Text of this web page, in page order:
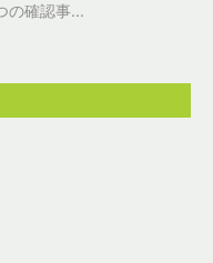
の確認事...